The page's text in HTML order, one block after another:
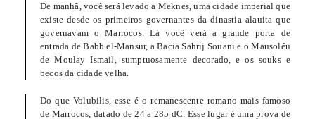
De manhã, você será levado a Meknes, uma cidade imperial que
existe desde os primeiros governantes da dinastia alauita que
governavam o Marrocos. Lá você verá a grande porta de
entrada de Babb el-Mansur, a Bacia Sahrij Souani e o Mausoléu
de Moulay Ismail, sumptuosamente decorado, e os souks e
becos da cidade velha.
Do que Volubilis, esse é o remanescente romano mais famoso
de Marrocos, datado de 24 a 285 dC. Esse lugar é uma prova de